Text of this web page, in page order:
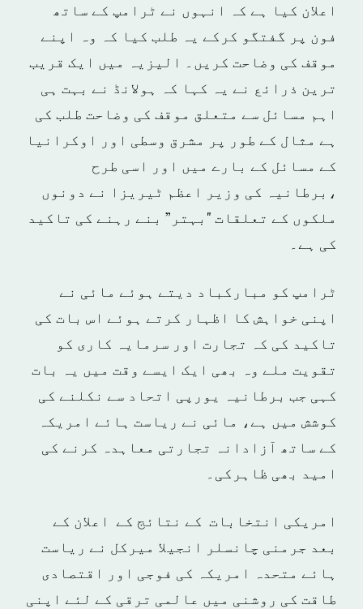
اعلان کیا ہے کہ انہوں نے ٹرامپ کے ساتھ
فون پر گفتگو کرکے یہ طلب کیا کہ وہ اپنے
موقف کی وضاحت کریں۔ الیزیہ میں ایک قریب
ترین ذرائع نے یہ کہا کہ ہولانڈ نے بہت ہی
اہم مسائل سے متعلق موقف کی وضاحت طلب کی
ہے مثال کے طور پر مشرق وسطی اور اوکرانیا
کے مسائل کے بارے میں اور اسی طرح
،برطانیہ کی وزیر اعظم ٹیریزا نے دونوں
ملکوں کے تعلقات "بہتر” بنے رہنے کی تاکید
کی ہے۔
ٹرامپ کو مبارکباد دیتے ہوئے مائی نے
اپنی خواہش کا اظہار کرتے ہوئے اس بات کی
تاکید کی کہ تجارت اور سرمایہ کاری کو
تقویت ملے وہ بھی ایک ایسے وقت میں یہ بات
کہی جب برطانیہ یورپی اتحاد سے نکلنے کی
کوشش میں ہے، مائی نے ریاست ہائے امریکہ
کے ساتھ آزادانہ تجارتی معاہدہ کرنے کی
امید بھی ظاہرکی۔
امریکی انتخابات کے نتائج کے اعلان کے
بعد جرمنی چانسلر انجیلا میرکل نے ریاست
ہائے متحدہ امریکہ کی فوجی اور اقتصادی
طاقت کی روشنی میں عالمی ترقی کے لئے اپنی